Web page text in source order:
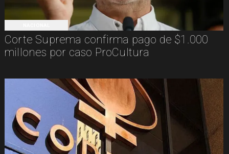
Corte Suprema confirma pago de $1.000
millones por caso ProCultura